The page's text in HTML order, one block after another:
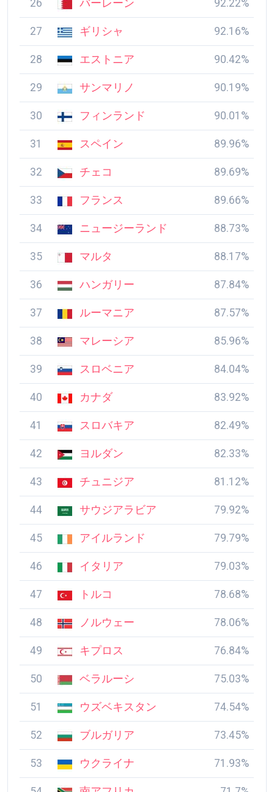
26 バーレーン 92.22%
27 ギリシャ 92.16%
28 エストニア 90.42%
29 サンマリノ 90.19%
30 フィンランド 90.01%
31 スペイン 89.96%
32 チェコ 89.69%
33 フランス 89.66%
34 ニュージーランド 88.73%
35 マルタ 88.17%
36 ハンガリー 87.84%
37 ルーマニア 87.57%
38 マレーシア 85.96%
39 スロベニア 84.04%
40 カナダ 83.92%
41 スロバキア 82.49%
42 ヨルダン 82.33%
43 チュニジア 81.12%
44 サウジアラビア 79.92%
45 アイルランド 79.79%
46 イタリア 79.03%
47 トルコ 78.68%
48 ノルウェー 78.06%
49 キプロス 76.84%
50 ベラルーシ 75.03%
51 ウズベキスタン 74.54%
52 ブルガリア 73.45%
53 ウクライナ 71.93%